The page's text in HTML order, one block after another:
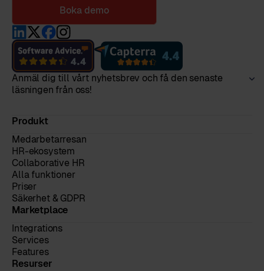
Boka demo
Anmäl dig till vårt nyhetsbrev och få den senaste
läsningen från oss!
Produkt
Medarbetarresan
HR-ekosystem
Collaborative HR
Alla funktioner
Priser
Säkerhet & GDPR
Marketplace
Integrations
Services
Features
Resurser